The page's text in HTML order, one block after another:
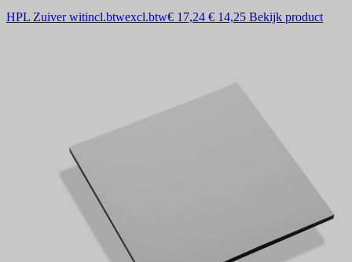
HPL Zuiver witincl.btwexcl.btw€ 17,24 € 14,25 Bekijk product